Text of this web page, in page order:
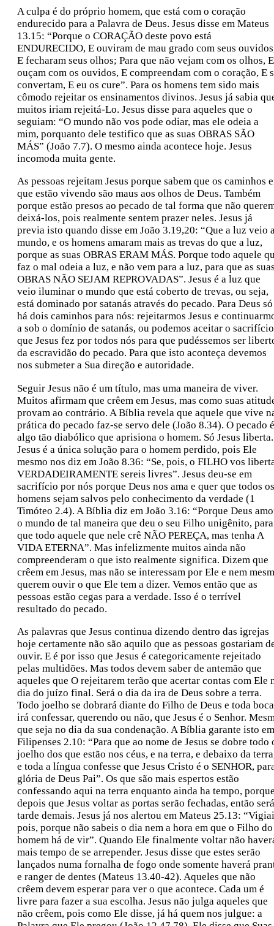
A culpa é do próprio homem, que está com o coração
endurecido para a Palavra de Deus. Jesus disse em Mateus
13.15: “Porque o CORAÇÃO deste povo está
ENDURECIDO, E ouviram de mau grado com seus
E fecharam seus olhos; Para que não vejam com os olhos, E
ouçam com os ouvidos, E compreendam com o coração, E
convertam, E eu os cure”. Para os homens tem sido mais
cômodo rejeitar os ensinamentos divinos. Jesus já sabia
muitos iriam rejeitá-Lo. Jesus disse para aqueles que o
seguiam: “O mundo não vos pode odiar, mas ele odeia a
mim, porquanto dele testifico que as suas OBRAS SÃO
MÁS” (João 7.7). O mesmo ainda acontece hoje. Jesus
incomoda muita gente.
As pessoas rejeitam Jesus porque sabem que os caminhos
que estão vivendo são maus aos olhos de Deus. Também
porque estão presos ao pecado de tal forma que não
deixá-los, pois realmente sentem prazer neles. Jesus já
previa isto quando disse em João 3.19,20: “Que a luz veio
mundo, e os homens amaram mais as trevas do que a luz,
porque as suas OBRAS ERAM MÁS. Porque todo aquele
faz o mal odeia a luz, e não vem para a luz, para que as
OBRAS NÃO SEJAM REPROVADAS”. Jesus é a luz que
veio iluminar o mundo que está coberto de trevas, ou seja,
está dominado por satanás através do pecado. Para Deus só
há dois caminhos para nós: rejeitarmos Jesus e
a sob o domínio de satanás, ou podemos aceitar o sacrifício
que Jesus fez por todos nós para que pudéssemos ser
da escravidão do pecado. Para que isto aconteça devemos
nos submeter a Sua direção e autoridade.
Seguir Jesus não é um título, mas uma maneira de viver.
Muitos afirmam que crêem em Jesus, mas como suas
provam ao contrário. A Bíblia revela que aquele que vive
prática do pecado faz-se servo dele (João 8.34). O pecado é
algo tão diabólico que aprisiona o homem. Só Jesus liberta.
Jesus é a única solução para o homem perdido, pois Ele
mesmo nos diz em João 8.36: “Se, pois, o FILHO vos
VERDADEIRAMENTE sereis livres”. Jesus deu-se em
sacrifício por nós porque Deus nos ama e quer que todos os
homens sejam salvos pelo conhecimento da verdade (1
Timóteo 2.4). A Bíblia diz em João 3.16: “Porque Deus
o mundo de tal maneira que deu o seu Filho unigênito, para
que todo aquele que nele crê NÃO PEREÇA, mas tenha A
VIDA ETERNA”. Mas infelizmente muitos ainda não
compreenderam o que isto realmente significa. Dizem que
crêem em Jesus, mas não se interessam por Ele e nem
querem ouvir o que Ele tem a dizer. Vemos então que as
pessoas estão cegas para a verdade. Isso é o terrível
resultado do pecado.
As palavras que Jesus continua dizendo dentro das igrejas
hoje certamente não são aquilo que as pessoas gostariam
ouvir. E é por isso que Jesus é categoricamente rejeitado
pelas multidões. Mas todos devem saber de antemão que
aqueles que O rejeitarem terão que acertar contas com Ele
dia do juízo final. Será o dia da ira de Deus sobre a terra.
Todo joelho se dobrará diante do Filho de Deus e toda boca
irá confessar, querendo ou não, que Jesus é o Senhor.
que seja no dia da sua condenação. A Bíblia garante isto em
Filipenses 2.10: “Para que ao nome de Jesus se dobre todo
joelho dos que estão nos céus, e na terra, e debaixo da
e toda a língua confesse que Jesus Cristo é o SENHOR,
glória de Deus Pai”. Os que são mais espertos estão
confessando aqui na terra enquanto ainda ha tempo,
depois que Jesus voltar as portas serão fechadas, então será
tarde demais. Jesus já nos alertou em Mateus 25.13:
pois, porque não sabeis o dia nem a hora em que o Filho do
homem há de vir”. Quando Ele finalmente voltar não
mais tempo de se arrepender. Jesus disse que estes serão
lançados numa fornalha de fogo onde somente haverá
e ranger de dentes (Mateus 13.40-42). Aqueles que não
crêem devem esperar para ver o que acontece. Cada um é
livre para fazer a sua escolha. Jesus não julga aqueles que
não crêem, pois como Ele disse, já há quem nos julgue: a